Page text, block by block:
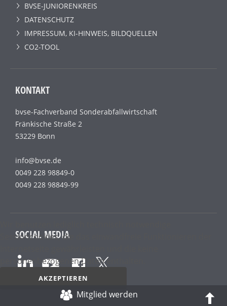
BVSE-JUNIORENKREIS
DATENSCHUTZ
IMPRESSUM, KI-HINWEIS, BILDQUELLEN
CO2-TOOL
KONTAKT
bvse-Fachverband Sonderabfallwirtschaft
Fränkische Straße 2
53229 Bonn
info@bvse.de
0049 228 98849-0
0049 228 98849-99
SOCIAL MEDIA
Mitglied werden
Sessioncookies, die das einwandfreie Funktionieren der
personenbezogenen Daten enthalten.
AKZEPTIEREN
Datenschutz­erklärung